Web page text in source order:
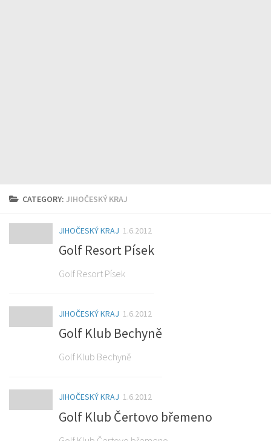
CATEGORY: JIHOČESKÝ KRAJ
JIHOČESKÝ KRAJ 1.6.2012
Golf Resort Písek
Golf Resort Písek
JIHOČESKÝ KRAJ 1.6.2012
Golf Klub Bechyně
Golf Klub Bechyně
JIHOČESKÝ KRAJ 1.6.2012
Golf Klub Čertovo břemeno